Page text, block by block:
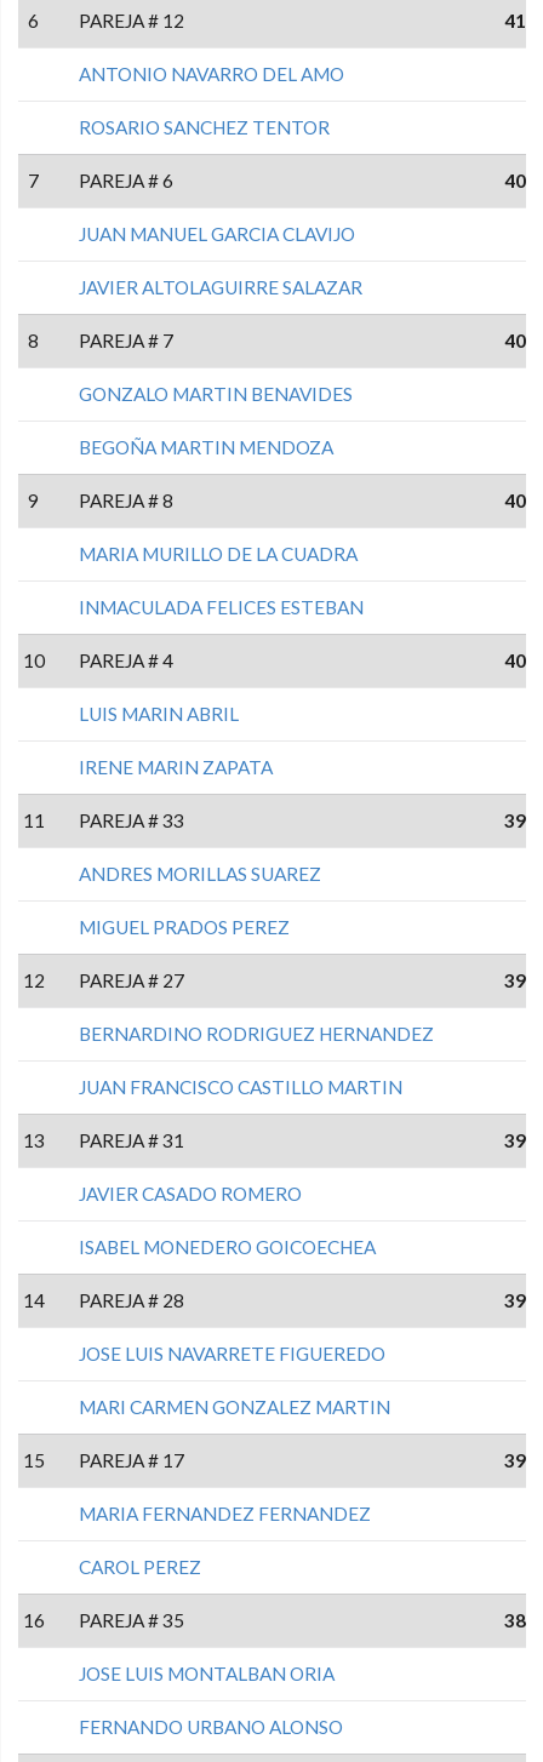
6 PAREJA # 12 41
ANTONIO NAVARRO DEL AMO
ROSARIO SANCHEZ TENTOR
7 PAREJA # 6 40
JUAN MANUEL GARCIA CLAVIJO
JAVIER ALTOLAGUIRRE SALAZAR
8 PAREJA # 7 40
GONZALO MARTIN BENAVIDES
BEGOÑA MARTIN MENDOZA
9 PAREJA # 8 40
MARIA MURILLO DE LA CUADRA
INMACULADA FELICES ESTEBAN
10 PAREJA # 4 40
LUIS MARIN ABRIL
IRENE MARIN ZAPATA
11 PAREJA # 33 39
ANDRES MORILLAS SUAREZ
MIGUEL PRADOS PEREZ
12 PAREJA # 27 39
BERNARDINO RODRIGUEZ HERNANDEZ
JUAN FRANCISCO CASTILLO MARTIN
13 PAREJA # 31 39
JAVIER CASADO ROMERO
ISABEL MONEDERO GOICOECHEA
14 PAREJA # 28 39
JOSE LUIS NAVARRETE FIGUEREDO
MARI CARMEN GONZALEZ MARTIN
15 PAREJA # 17 39
MARIA FERNANDEZ FERNANDEZ
CAROL PEREZ
16 PAREJA # 35 38
JOSE LUIS MONTALBAN ORIA
FERNANDO URBANO ALONSO